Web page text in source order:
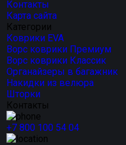
Контакты
Карта сайта
Категории
Коврики EVA
Ворс коврики Премиум
Ворс коврики Классик
Органайзеры в багажник
Накидки из велюра
Шторки
Контакты
+7 800 100 54 04